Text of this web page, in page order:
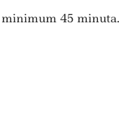
45 minuta.